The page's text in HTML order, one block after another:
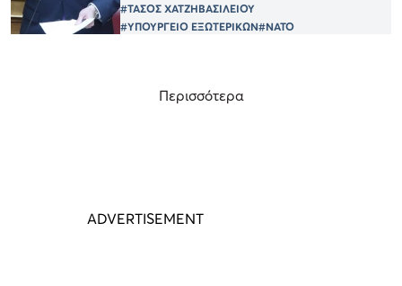
#ΤΑΣΟΣ ΧΑΤΖΗΒΑΣΙΛΕΙΟΥ
#ΥΠΟΥΡΓΕΙΟ ΕΞΩΤΕΡΙΚΩΝ#ΝΑΤΟ
Περισσότερα